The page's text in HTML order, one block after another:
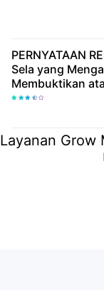
PERNYATAAN
Sela yang
Membuktikan
Meyakinkan
Layanan Grow